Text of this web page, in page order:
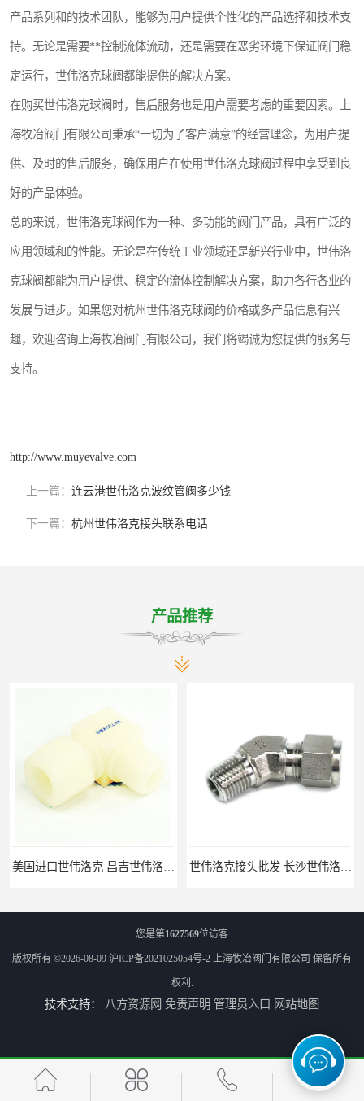
产品系列和的技术团队，能够为用户提供个性化的产品选择和技术支
持。无论是需要**控制流体流动，还是需要在恶劣环境下保证阀门稳
定运行，世伟洛克球阀都能提供的解决方案。
在购买世伟洛克球阀时，售后服务也是用户需要考虑的重要因素。上
海牧冶阀门有限公司秉承“一切为了客户满意”的经营理念，为用户提
供、及时的售后服务，确保用户在使用世伟洛克球阀过程中享受到良
好的产品体验。
总的来说，世伟洛克球阀作为一种、多功能的阀门产品，具有广泛的
应用领域和的性能。无论是在传统工业领域还是新兴行业中，世伟洛
克球阀都能为用户提供、稳定的流体控制解决方案，助力各行各业的
发展与进步。如果您对杭州世伟洛克球阀的价格或多产品信息有兴
趣，欢迎咨询上海牧冶阀门有限公司，我们将竭诚为您提供的服务与
支持。
http://www.muyevalve.com
上一篇： 连云港世伟洛克波纹管阀多少钱
下一篇： 杭州世伟洛克接头联系电话
产品推荐
世伟洛克SS-10M0-1-8卡套接头部分现货
您是第1627569位访客
版权所有 ©2026-08-09 沪ICP备2021025054号-2 上海牧冶阀门有限公司 保留所有
权利.
技术支持： 八方资源网 免责声明 管理员入口 网站地图